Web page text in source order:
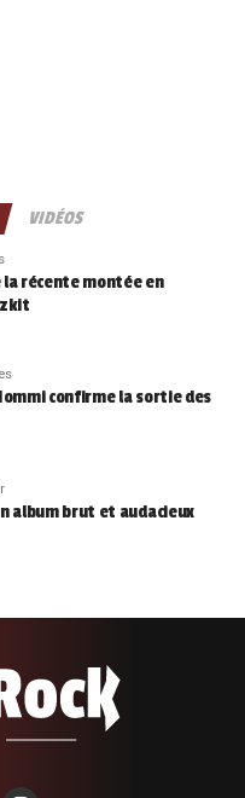
VIDÉOS
la récente montée en
confirme la sortie des
album brut et audacieux